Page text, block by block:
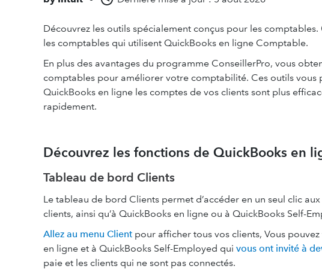
Découvrez les outils spécialement conçus pour les
les comptables qui utilisent QuickBooks en ligne Comptable.
En plus des avantages du programme ConseillerPro, vous
comptables pour améliorer votre comptabilité. Ces outils vous
QuickBooks en ligne les comptes de vos clients sont plus
rapidement.
Découvrez les fonctions de QuickBooks en
Tableau de bord Clients
Le tableau de bord Clients permet d’accéder en un seul clic
clients, ainsi qu’à QuickBooks en ligne ou à QuickBooks Self-
Allez au menu Client pour afficher tous vos clients, Vous
en ligne et à QuickBooks Self-Employed qui vous ont invité à
paie et les clients qui ne sont pas connectés.